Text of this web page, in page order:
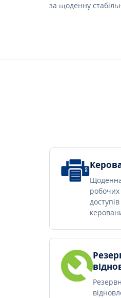
за щоденну
робочих